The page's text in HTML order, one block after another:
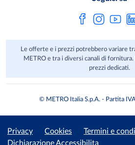
Le offerte e i prezzi potrebbero variare
METRO e tra i diversi canali di fornitura.
prezzi dedicati.
© METRO Italia S.p.A. - Partita
Privacy Cookies
Termini e
Dichiarazione Accessibilita